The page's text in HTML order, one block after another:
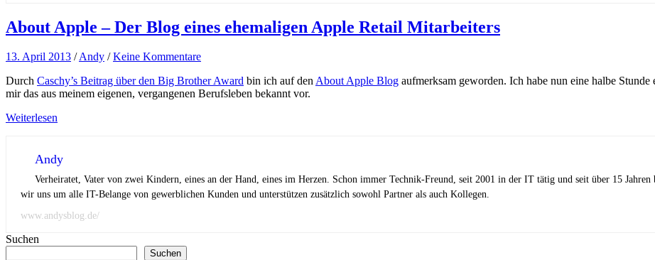
About Apple – Der Blog eines ehemaligen Apple Retail Mitarbeiters
13. April 2013 /Andy /Keine Kommentare
Durch Caschy’s Beitrag über den Big Brother Award bin ich auf denAbout Apple Blog aufmerksam geworden. Ich habe nun eine halbe
mir das aus meinem eigenen, vergangenen Berufsleben bekannt vor.
Weiterlesen
Andy
Verheiratet, Vater von zwei Kindern, eines an der Hand, eines im Herzen. Schon immer Technik-Freund, seit 2001 in der IT tätig und seit über 15
wir uns um alle IT-Belange von gewerblichen Kunden und unterstützen zusätzlich sowohl Partner als auch Kollegen.
www.andysblog.de/
Suchen
Suchen